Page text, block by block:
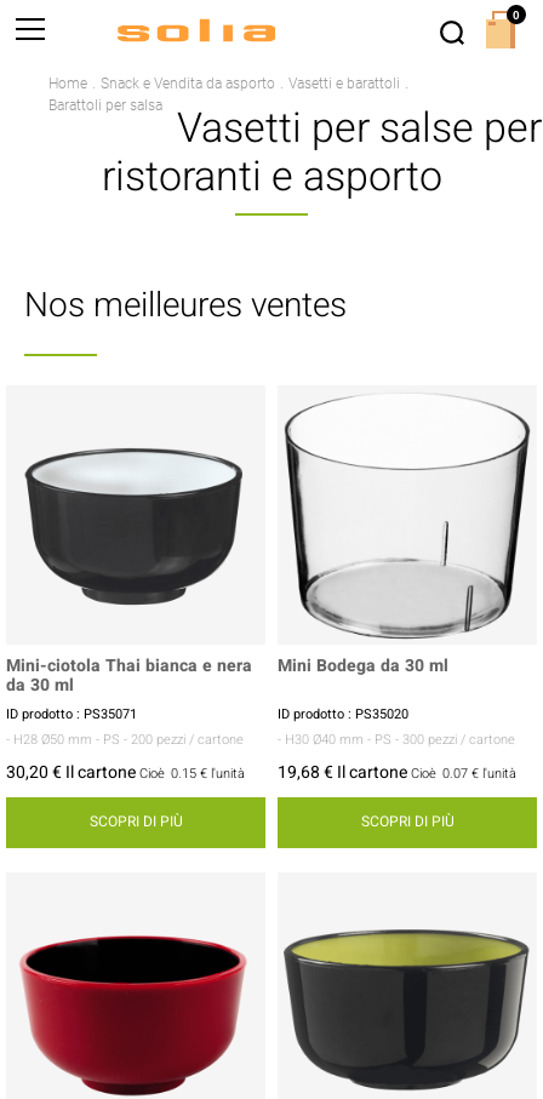
Home Snack e Vendita da asporto
Vasetti e barattoli
Barattoli per salsa
Vasetti per salse per
ristoranti e asporto
Nos meilleures ventes
Mini-ciotola Thai bianca e nera
da 30 ml
ID prodotto : PS35071
- H28 Ø50 mm - PS - 200 pezzi / cartone
30,20 € Il cartoneCioè 0.15 € l'unità
SCOPRI DI PIÙ
Mini Bodega da 30 ml
ID prodotto : PS35020
- H30 Ø40 mm - PS - 300 pezzi / cartone
19,68 € Il cartoneCioè 0.07 € l'unità
SCOPRI DI PIÙ
0